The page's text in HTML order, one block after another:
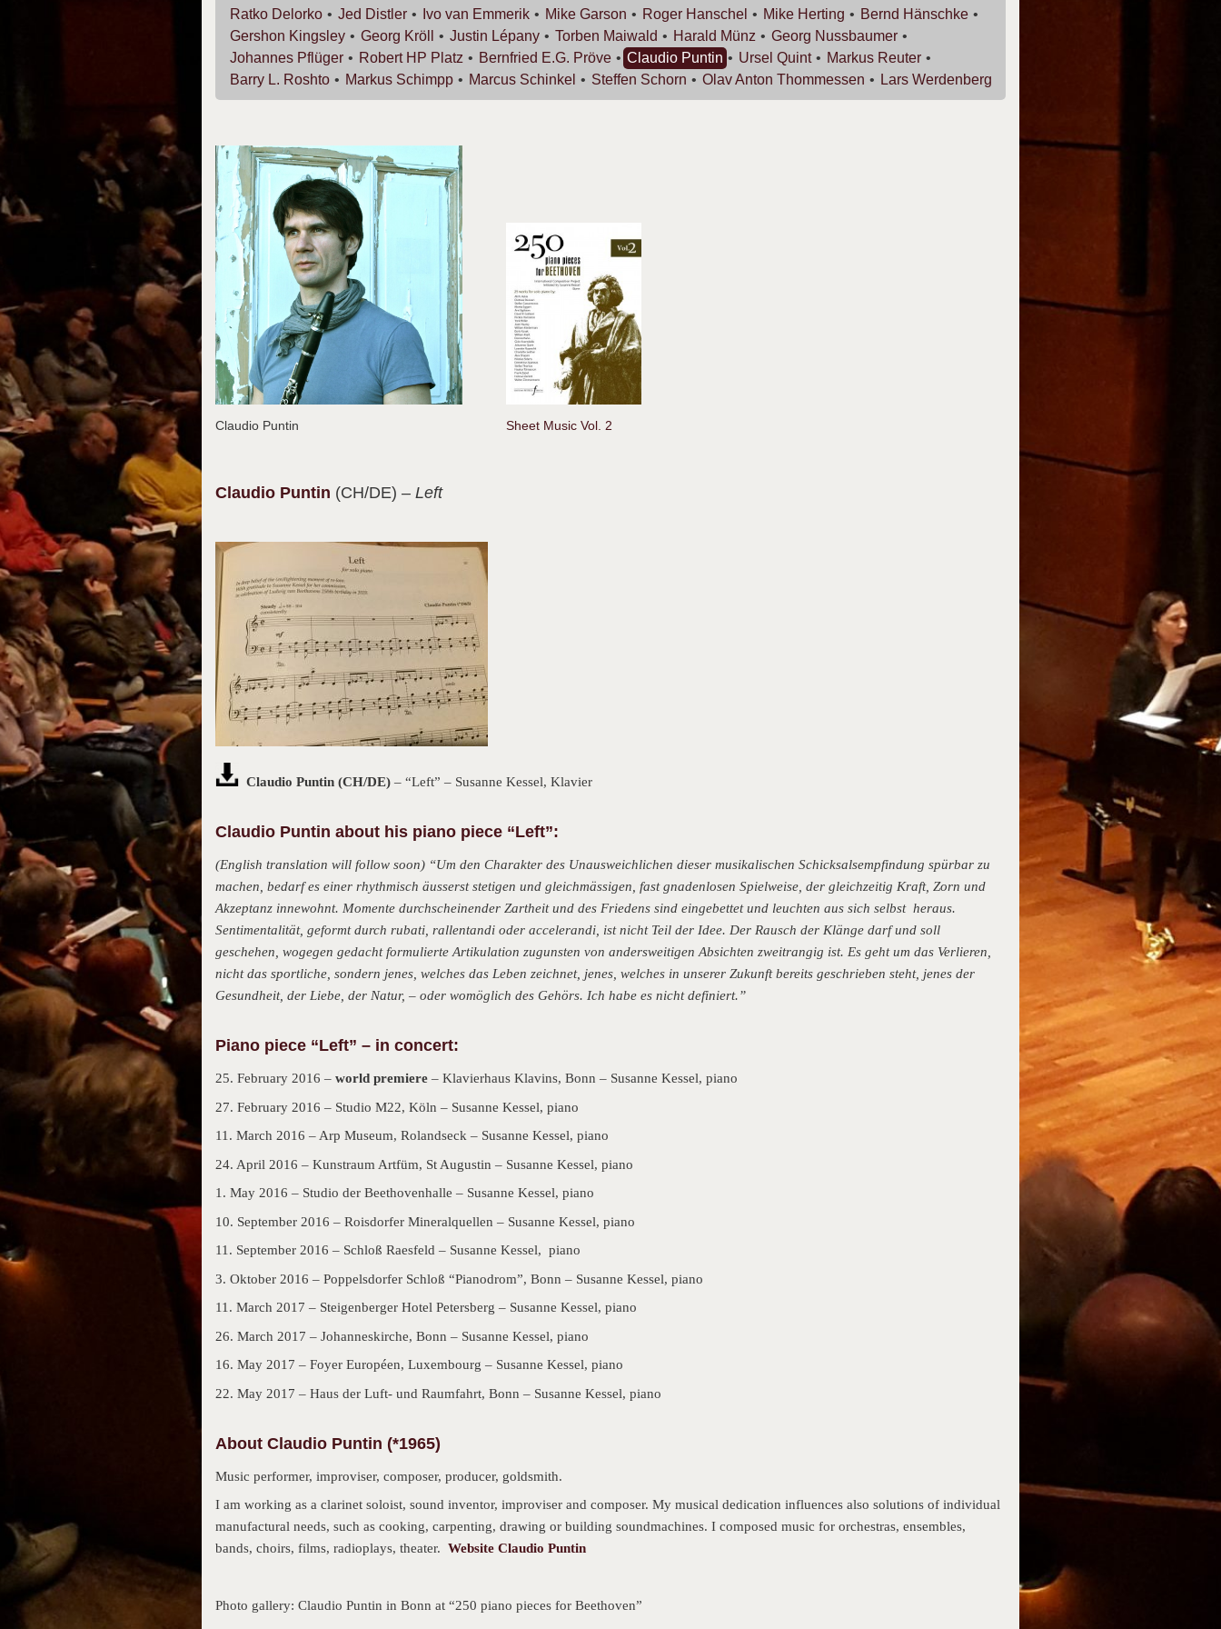
Ratko Delorko Jed Distler Ivo van Emmerik Mike Garson Roger Hanschel Mike Herting Bernd Hänschke
Gershon Kingsley Georg Kröll Justin Lépany Torben Maiwald Harald Münz Georg Nussbaumer
Johannes Pflüger Robert HP Platz Bernfried E.G. Pröve Claudio Puntin Ursel Quint Markus Reuter
Barry L. Roshto Markus Schimpp Marcus Schinkel Steffen Schorn Olav Anton Thommessen Lars Werdenberg
Claudio Puntin Sheet Music Vol. 2
Claudio Puntin (CH/DE) – Left
Claudio Puntin (CH/DE) – “Left” – Susanne Kessel, Klavier
Claudio Puntin about his piano piece “Left”:
(English translation will follow soon) “Um den Charakter des Unausweichlichen dieser musikalischen Schicksalsempfindung spürbar zu
machen, bedarf es einer rhythmisch äusserst stetigen und gleichmässigen, fast gnadenlosen Spielweise, der gleichzeitig Kraft, Zorn und
Akzeptanz innewohnt. Momente durchscheinender Zartheit und des Friedens sind eingebettet und leuchten aus sich selbst heraus.
Sentimentalität, geformt durch rubati, rallentandi oder accelerandi, ist nicht Teil der Idee. Der Rausch der Klänge darf und soll
geschehen, wogegen gedacht formulierte Artikulation zugunsten von andersweitigen Absichten zweitrangig ist. Es geht um das Verlieren,
nicht das sportliche, sondern jenes, welches das Leben zeichnet, jenes, welches in unserer Zukunft bereits geschrieben steht, jenes der
Gesundheit, der Liebe, der Natur, – oder womöglich des Gehörs. Ich habe es nicht definiert.”
Piano piece “Left” – in concert:
25. February 2016 – world premiere – Klavierhaus Klavins, Bonn – Susanne Kessel, piano
27. February 2016 – Studio M22, Köln – Susanne Kessel, piano
11. March 2016 – Arp Museum, Rolandseck – Susanne Kessel, piano
24. April 2016 – Kunstraum Artfüm, St Augustin – Susanne Kessel, piano
1. May 2016 – Studio der Beethovenhalle – Susanne Kessel, piano
10. September 2016 – Roisdorfer Mineralquellen – Susanne Kessel, piano
11. September 2016 – Schloß Raesfeld – Susanne Kessel, piano
3. Oktober 2016 – Poppelsdorfer Schloß “Pianodrom”, Bonn – Susanne Kessel, piano
11. March 2017 – Steigenberger Hotel Petersberg – Susanne Kessel, piano
26. March 2017 – Johanneskirche, Bonn – Susanne Kessel, piano
16. May 2017 – Foyer Européen, Luxembourg – Susanne Kessel, piano
22. May 2017 – Haus der Luft- und Raumfahrt, Bonn – Susanne Kessel, piano
About Claudio Puntin (*1965)
Music performer, improviser, composer, producer, goldsmith.
I am working as a clarinet soloist, sound inventor, improviser and composer. My musical dedication influences also solutions of individual
manufactural needs, such as cooking, carpenting, drawing or building soundmachines. I composed music for orchestras, ensembles,
bands, choirs, films, radioplays, theater. Website Claudio Puntin
Photo gallery: Claudio Puntin in Bonn at “250 piano pieces for Beethoven”